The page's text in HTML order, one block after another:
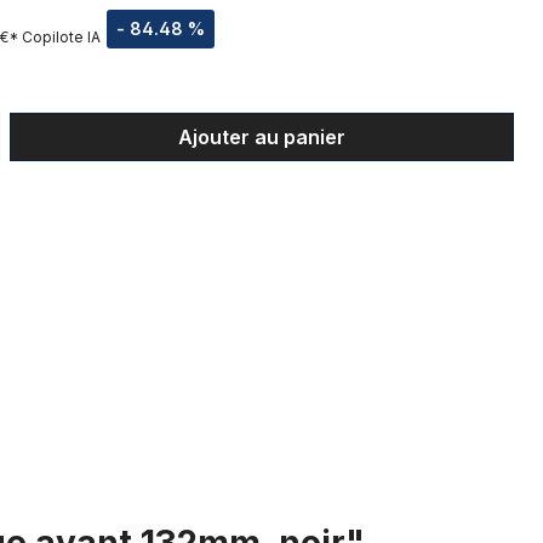
- 84.48 %
€* Copilote IA
: Entrez la quantité souhaitée ou
Ajouter au panier